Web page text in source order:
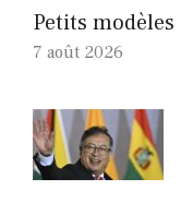
Petits modèles
7 août 2026